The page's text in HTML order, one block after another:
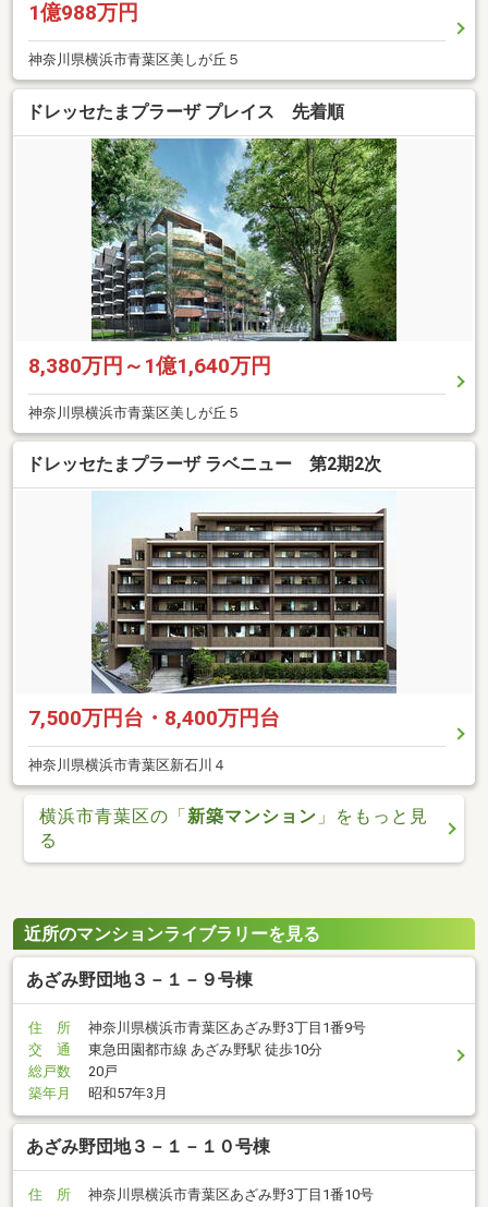
1億988万円
神奈川県横浜市青葉区美しが丘５
ドレッセたまプラーザ プレイス 先着順
8,380万円～1億1,640万円
神奈川県横浜市青葉区美しが丘５
ドレッセたまプラーザ ラベニュー 第2期2次
7,500万円台・8,400万円台
神奈川県横浜市青葉区新石川４
横浜市青葉区の「新築マンション 」をもっと見
る
近所のマンションライブラリーを見る
あざみ野団地３－１－９号棟
住 所
神奈川県横浜市青葉区あざみ野3丁目1番9号
交 通
東急田園都市線 あざみ野駅 徒歩10分
総戸数
20戸
築年月
昭和57年3月
あざみ野団地３－１－１０号棟
住 所
神奈川県横浜市青葉区あざみ野3丁目1番10号